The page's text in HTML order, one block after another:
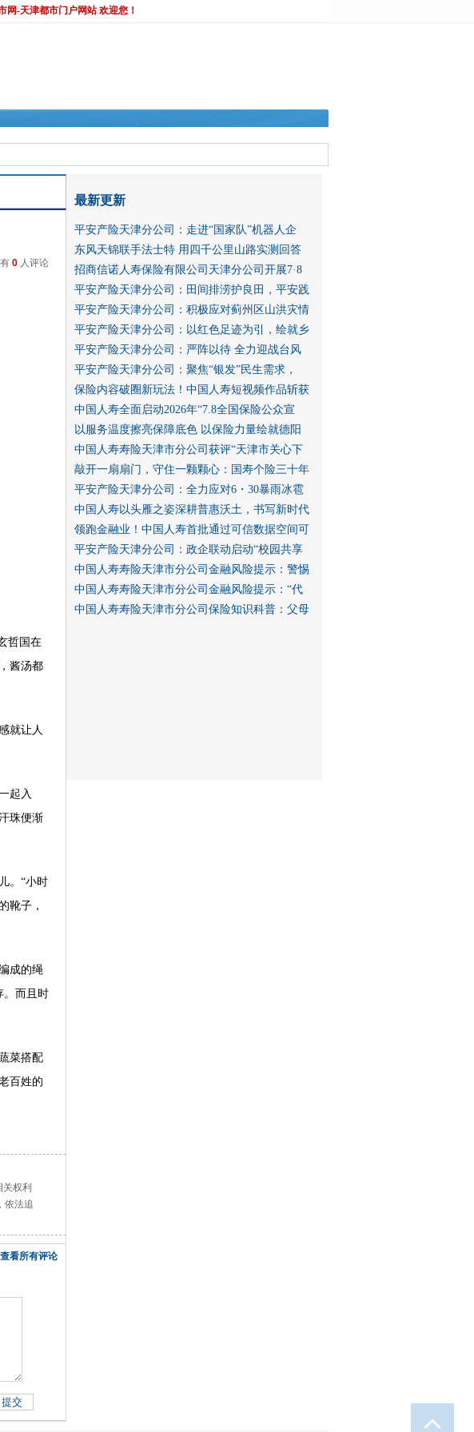
网-天津都市门户网站 欢迎您！
0人评论
哲国在
酱汤都
就让人
起入
珠便渐
。“小时
靴子，
成的绳
。而且时
菜搭配
百姓的
权利
依法追
查看所有评论
最新更新
平安产险天津分公司：走进“国家队”机器人企
东风天锦联手法士特 用四千公里山路实测回答
招商信诺人寿保险有限公司天津分公司开展7·8
平安产险天津分公司：田间排涝护良田，平安践
平安产险天津分公司：积极应对蓟州区山洪灾情
平安产险天津分公司：以红色足迹为引，绘就乡
平安产险天津分公司：严阵以待 全力迎战台风
平安产险天津分公司：聚焦“银发”民生需求，
保险内容破圈新玩法！中国人寿短视频作品斩获
中国人寿全面启动2026年“7.8全国保险公众宣
以服务温度擦亮保障底色 以保险力量绘就德阳
中国人寿寿险天津市分公司获评“天津市关心下
敲开一扇扇门，守住一颗颗心：国寿个险三十年
平安产险天津分公司：全力应对6・30暴雨冰雹
中国人寿以头雁之姿深耕普惠沃土，书写新时代
领跑金融业！中国人寿首批通过可信数据空间可
平安产险天津分公司：政企联动启动“校园共享
中国人寿寿险天津市分公司金融风险提示：警惕
中国人寿寿险天津市分公司金融风险提示：“代
中国人寿寿险天津市分公司保险知识科普：父母